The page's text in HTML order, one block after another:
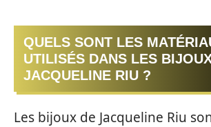
QUELS SONT LES
UTILISÉS DANS LES
JACQUELINE RIU ?
Les bijoux de Jacqueline Riu